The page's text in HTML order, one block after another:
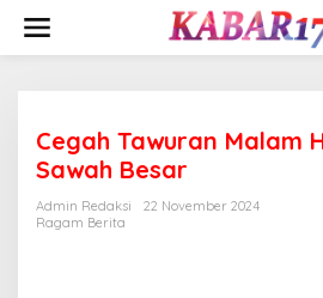
content
Cegah Tawuran Malam
Sawah Besar
Admin Redaksi
22 November 2024
Ragam Berita